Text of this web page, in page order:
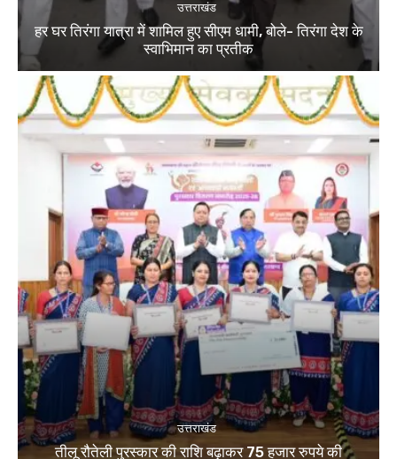
उत्तराखंड
हर घर तिरंगा यात्रा में शामिल हुए सीएम धामी, बोले- तिरंगा देश के
स्वाभिमान का प्रतीक
उत्तराखंड
तीलू रौतेली पुरस्कार की राशि बढ़ाकर 75 हजार रुपये की